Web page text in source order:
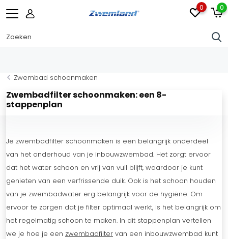
0 0
Zwembad schoonmaken
Zwembadfilter schoonmaken: een 8-
stappenplan
Je zwembadfilter schoonmaken is een belangrijk onderdeel
van het onderhoud van je inbouwzwembad. Het zorgt ervoor
dat het water schoon en vrij van vuil blijft, waardoor je kunt
genieten van een verfrissende duik. Ook is het schoon houden
van je zwembadwater erg belangrijk voor de hygiëne. Om
ervoor te zorgen dat je filter optimaal werkt, is het belangrijk om
het regelmatig schoon te maken. In dit stappenplan vertellen
we je hoe je een zwembadfilter van een inbouwzwembad kunt